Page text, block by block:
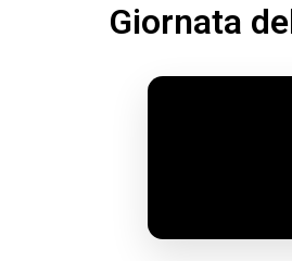
Giornata